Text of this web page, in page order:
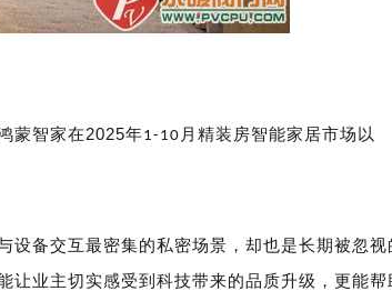
蒙智家在2025年1-10 月精装房智能家居市场以
设备交互最密集的私密场景，却也是长期被忽视
让业主切实感受到科技带来的品质升级，更能帮